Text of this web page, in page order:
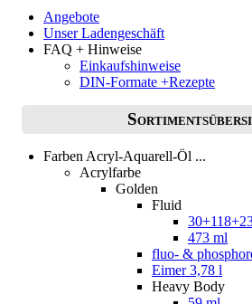
Angebote
Unser Ladengeschäft
FAQ + Hinweise
Einkaufshinweise
DIN-Formate +Rezepte
Farben Acryl-Aquarell-Öl ...
Acrylfarbe
Golden
Fluid
473 ml
fluo- &
Eimer 3,78 l
Heavy Body